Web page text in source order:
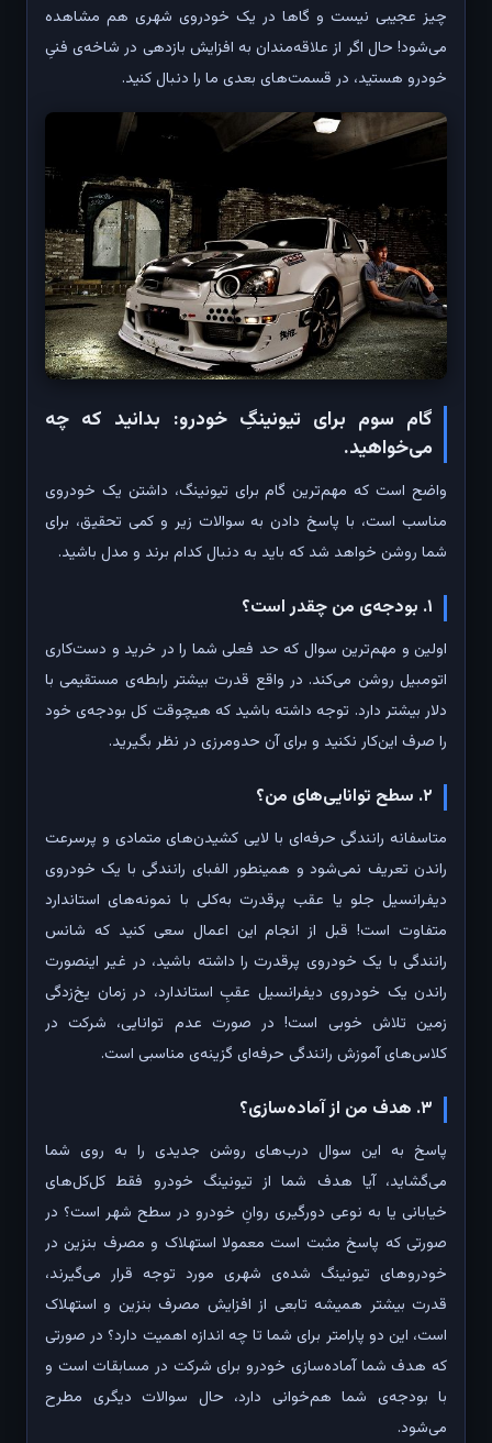
چیز عجیبی نیست و گاها در یک خودروی شهری هم مشاهده
می‌شود! حال اگر از علاقه‌مندان به افزایش بازدهی در شاخه‌ی فنیِ
خودرو هستید، در قسمت‌های بعدی ما را دنبال کنید.
گام سوم برای تیونینگِ خودرو: بدانید که چه
می‌خواهید.
واضح است که مهم‌ترین گام برای تیونینگ، داشتن یک خودروی
مناسب است، با پاسخ دادن به سوالات زیر و کمی تحقیق، برای
شما روشن خواهد شد که باید به دنبال کدام برند و مدل باشید.
۱. بودجه‌ی من چقدر است؟
اولین و مهم‌ترین سوال که حد فعلی شما را در خرید و دست‌کاری
اتومبیل روشن می‌کند. در واقع قدرت بیشتر رابطه‌ی مستقیمی با
دلار بیشتر دارد. توجه داشته باشید که هیچوقت کل بودجه‌ی خود
را صرف این‌کار نکنید و برای آن حد‌و‌مرزی در نظر بگیرید.
۲. سطح توانایی‌های من؟
متاسفانه رانندگی حرفه‌ای با لایی کشیدن‌های متمادی و پرسرعت
راندن تعریف نمی‌شود و همینطور الفبای رانندگی با یک خودروی
دیفرانسیل جلو یا عقب پرقدرت به‌کلی با نمونه‌های استاندارد
متفاوت است! قبل از انجام این اعمال سعی کنید که شانس
رانندگی با یک خودروی پرقدرت را داشته باشید، در غیر اینصورت
راندن یک خودروی دیفرانسیل عقبِ استاندارد، در زمان یخ‌زدگی
زمین تلاش خوبی است! در صورت عدم توانایی، شرکت در
کلاس‌های آموزش رانندگی حرفه‌ای گزینه‌ی مناسبی است.
۳. هدف من از آماده‌سازی؟
پاسخ به این سوال درب‌های روشن جدیدی را به روی شما
می‌گشاید، آیا هدف شما از تیونینگ خودرو فقط کل‌کل‌های
خیابانی یا به نوعی دورگیری روانِ خودرو در سطح شهر است؟ در
صورتی که پاسخ مثبت است معمولا استهلاک و مصرف بنزین در
خودروهای تیونینگ شده‌ی شهری مورد توجه قرار می‌گیرند،
قدرت بیشتر همیشه تابعی از افزایش مصرف بنزین و استهلاک
است، این دو پارامتر برای شما تا چه اندازه اهمیت دارد؟ در صورتی
که هدف شما آماده‌سازی خودرو برای شرکت در مسابقات است و
با بودجه‌ی شما هم‌خوانی دارد، حال سوالات دیگری مطرح
می‌شود.